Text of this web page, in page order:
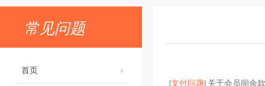
常见问题
首页
[支付问题] 关于会员间余